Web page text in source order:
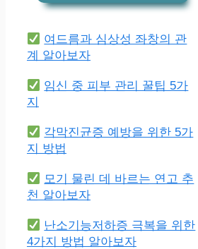
여드름과 심상성 좌창의 관
계 알아보자
임신 중 피부 관리 꿀팁 5가
지
각막진균증 예방을 위한 5가
지 방법
모기 물린 데 바르는 연고 추
천 알아보자
난소기능저하증 극복을 위한
4가지 방법 알아보자